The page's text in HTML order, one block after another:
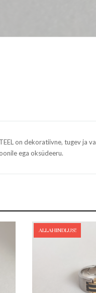
on dekoratiivne, tugev
ega oksüdeeru.
ALLAHINDLUS!